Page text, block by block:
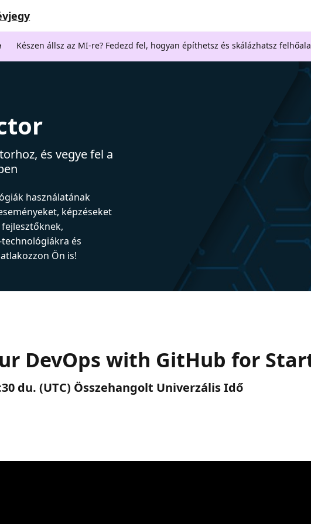
Készen állsz az MI-re? Fedezd fel, hogyan építhetsz és skálázhatsz
és vegye fel a
használatának
képzéseket
és
Ön is!
DevOps with GitHub for
du. (UTC) Összehangolt Univerzális Idő